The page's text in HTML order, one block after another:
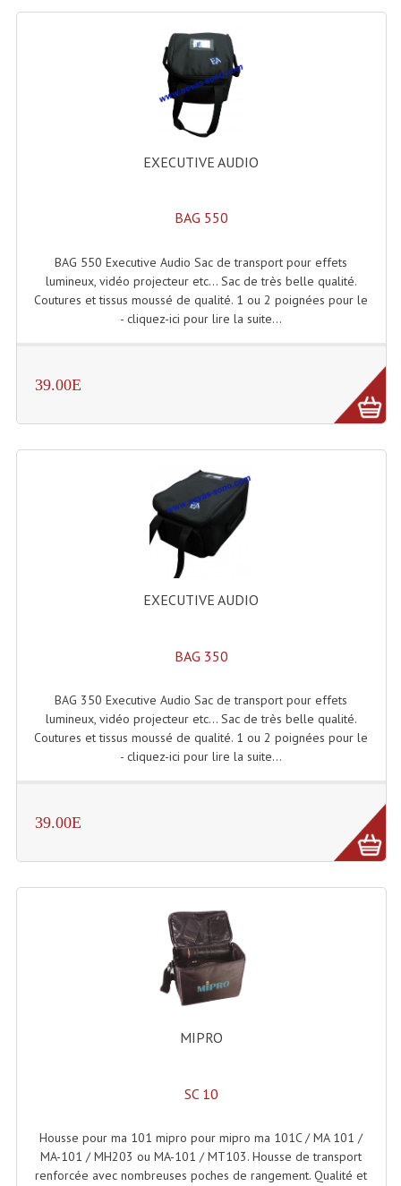
EXECUTIVE AUDIO
BAG 550
BAG 550 Executive Audio Sac de transport pour effets
lumineux, vidéo projecteur etc... Sac de très belle qualité.
Coutures et tissus moussé de qualité. 1 ou 2 poignées pour le
- cliquez-ici pour lire la suite...
39.00E
EXECUTIVE AUDIO
BAG 350
BAG 350 Executive Audio Sac de transport pour effets
lumineux, vidéo projecteur etc... Sac de très belle qualité.
Coutures et tissus moussé de qualité. 1 ou 2 poignées pour le
- cliquez-ici pour lire la suite...
39.00E
MIPRO
SC 10
Housse pour ma 101 mipro pour mipro ma 101C / MA 101 /
MA-101 / MH203 ou MA-101 / MT103. Housse de transport
renforcée avec nombreuses poches de rangement. Qualité et